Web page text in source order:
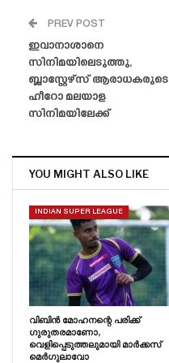
PREV POST
ഇവാനാശാനെ
സിനിമയിലെടുത്തു,
ബ്ലാസ്റ്റേഴ്‌സ് ആരാധകരുടെ
ഹീറോ മലയാള
സിനിമയിലേക്ക്
YOU MIGHT ALSO LIKE
INDIAN SUPER LEAGUE
വിബിൻ മോഹനന്റെ പരിക്ക്
ഗുരുതരമാണോ,
വെളിപ്പെടുത്തലുമായി മാർക്കസ്
മെർഗുലാവോ